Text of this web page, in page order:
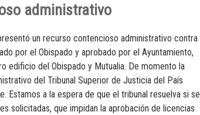
administrativo
un recurso contencioso administrativo contra
por el Obispado y aprobado por el Ayuntamiento,
edificio del Obispado y Mutualia. De momento la
del Tribunal Superior de Justicia del País
Estamos a la espera de que el tribunal resuelva si se
solicitadas, que impidan la aprobación de licencias